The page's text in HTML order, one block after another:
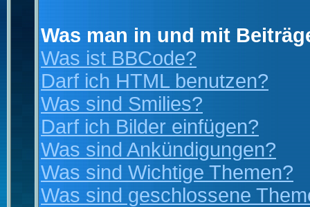
Was man in und mit
Was ist BBCode?
Darf ich HTML benutzen?
Was sind Smilies?
Darf ich Bilder einfügen?
Was sind Ankündigungen?
Was sind Wichtige Themen?
Was sind geschlossene